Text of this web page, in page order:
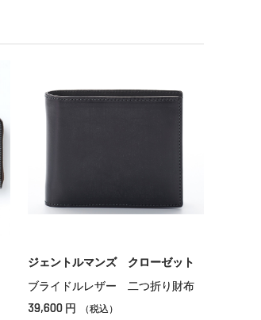
ジェントルマンズ クローゼット
ブライドルレザー 二つ折り財布
39,600 円 （税込）